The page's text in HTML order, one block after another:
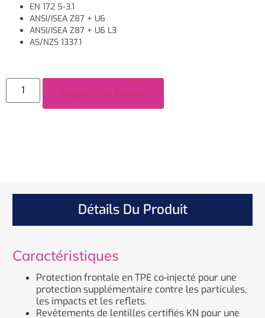
EN 172 5-3.1
ANSI/ISEA Z87 + U6
ANSI/ISEA Z87 + U6 L3
AS/NZS 1337.1
Ajouter Au Panier
Détails Du Produit
Caractéristiques
Protection frontale en TPE co-injecté pour une
protection supplémentaire contre les particules,
les impacts et les reflets.
Revêtements de lentilles certifiés KN pour une